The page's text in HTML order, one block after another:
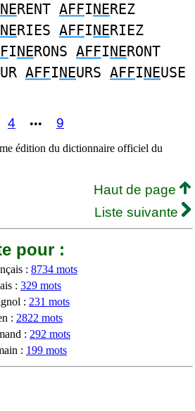
NERENT AFFINEREZ
NERIES AFFINERIEZ
INERONS AFFINERONT
UR AFFINEURS AFFINEUSE
4 ••• 9
édition du dictionnaire officiel du
Haut de page
Liste suivante
pour :
: 8734 mots
: 329 mots
: 231 mots
: 2822 mots
: 292 mots
: 199 mots